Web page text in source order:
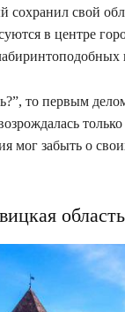
свой
в центре
то первым
мог забыть о